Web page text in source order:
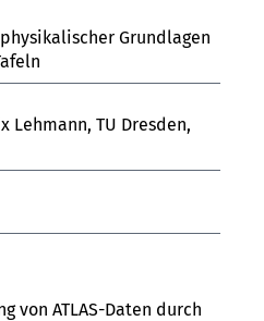
Grundlagen
Lehmann, TU Dresden,
von ATLAS-Daten durch